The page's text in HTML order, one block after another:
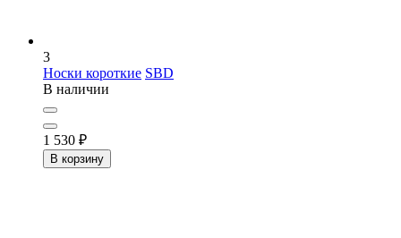
3
Носки короткие SBD
В наличии
1 530 ₽
В корзину